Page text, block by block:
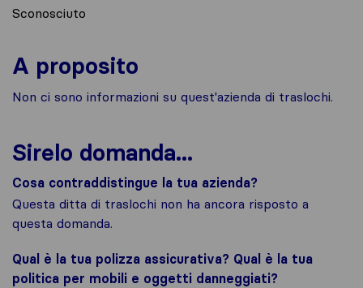
Sconosciuto
A proposito
Non ci sono informazioni su quest'azienda di traslochi.
Sirelo domanda...
Cosa contraddistingue la tua azienda?
Questa ditta di traslochi non ha ancora risposto a
questa domanda.
Qual è la tua polizza assicurativa? Qual è la tua
politica per mobili e oggetti danneggiati?